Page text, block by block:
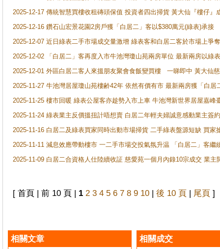
2025-12-17 傳統智慧買樓收租磚頭保值 投資者四出掃貨 黃大仙『樓仔
2025-12-16 鑽石山宏景花園2房戶獲「白居二」客以$380萬元(綠表)承接
2025-12-07 近日綠表二手市場成交量激增 綠表客和白居二客於市場上
2025-12-02 「白居二」客再度入市牛池灣瓊山苑兩房單位 最新兩房以綠
2025-12-01 外區白居二客人來搵朋友聚會食飯變買樓 一睇即中 黃大仙
2025-11-27 牛池灣居屋瓊山苑樓齢42年 依然有價有市 最新兩房獲「白居
2025-11-25 樓市回暖 綠表公屋客亦趁勢入市上車 牛池灣新世界居屋嘉峰
2025-11-24 綠表業主反價搵扭計唔想賣 白居二年輕夫婦誠意感動業主簽
2025-11-16 白居二及綠表買家同時出動市場掃貨 二手綠表盤源短缺 買
2025-11-11 減息效應帶動樓市 一二手市場交投氣氛升温 「白居二」客
2025-11-09 白居二合資格人仕陸續收証 慈愛苑一個月內錄10宗成交 業
[ 首頁 | 前 10 頁 | 1 2 3 4 5 6 7 8 9 10 | 後 10 頁 | 尾頁 ]
相關文章 相關成交